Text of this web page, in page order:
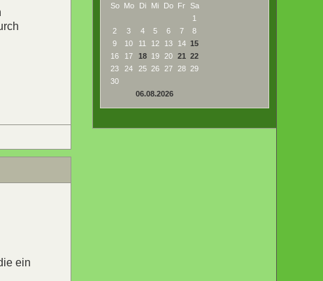
So Mo Di Mi Do Fr Sa
1
2
3 4 5 6 7
8
9
10 11 12 13 14 15
16
17 18 19 20 21
22
23
24 25 26 27 28 29
30
06.08.2026
ein